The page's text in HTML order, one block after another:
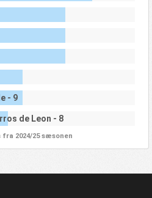
- 9
de Leon - 8
fra 2024/25 sæsonen